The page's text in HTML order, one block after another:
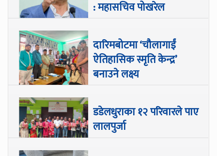
: महासचिव पोखरेल
दारिमबोटमा ‘चौलागाईं
ऐतिहासिक स्मृति केन्द्र’
बनाउने लक्ष्य
डडेलधुराका १२ परिवारले पाए
लालपुर्जा